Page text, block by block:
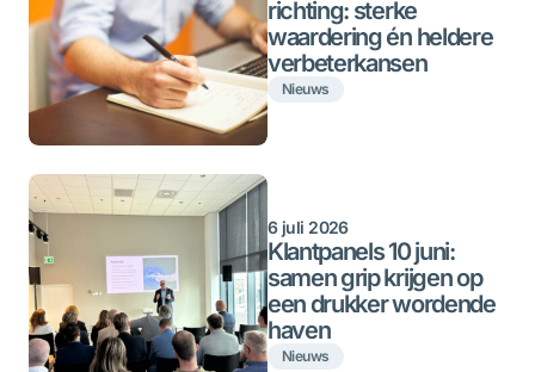
richting: sterke
waardering én heldere
verbeterkansen
Nieuws
6 juli 2026
Klantpanels 10 juni:
samen grip krijgen op
een drukker wordende
haven
Nieuws